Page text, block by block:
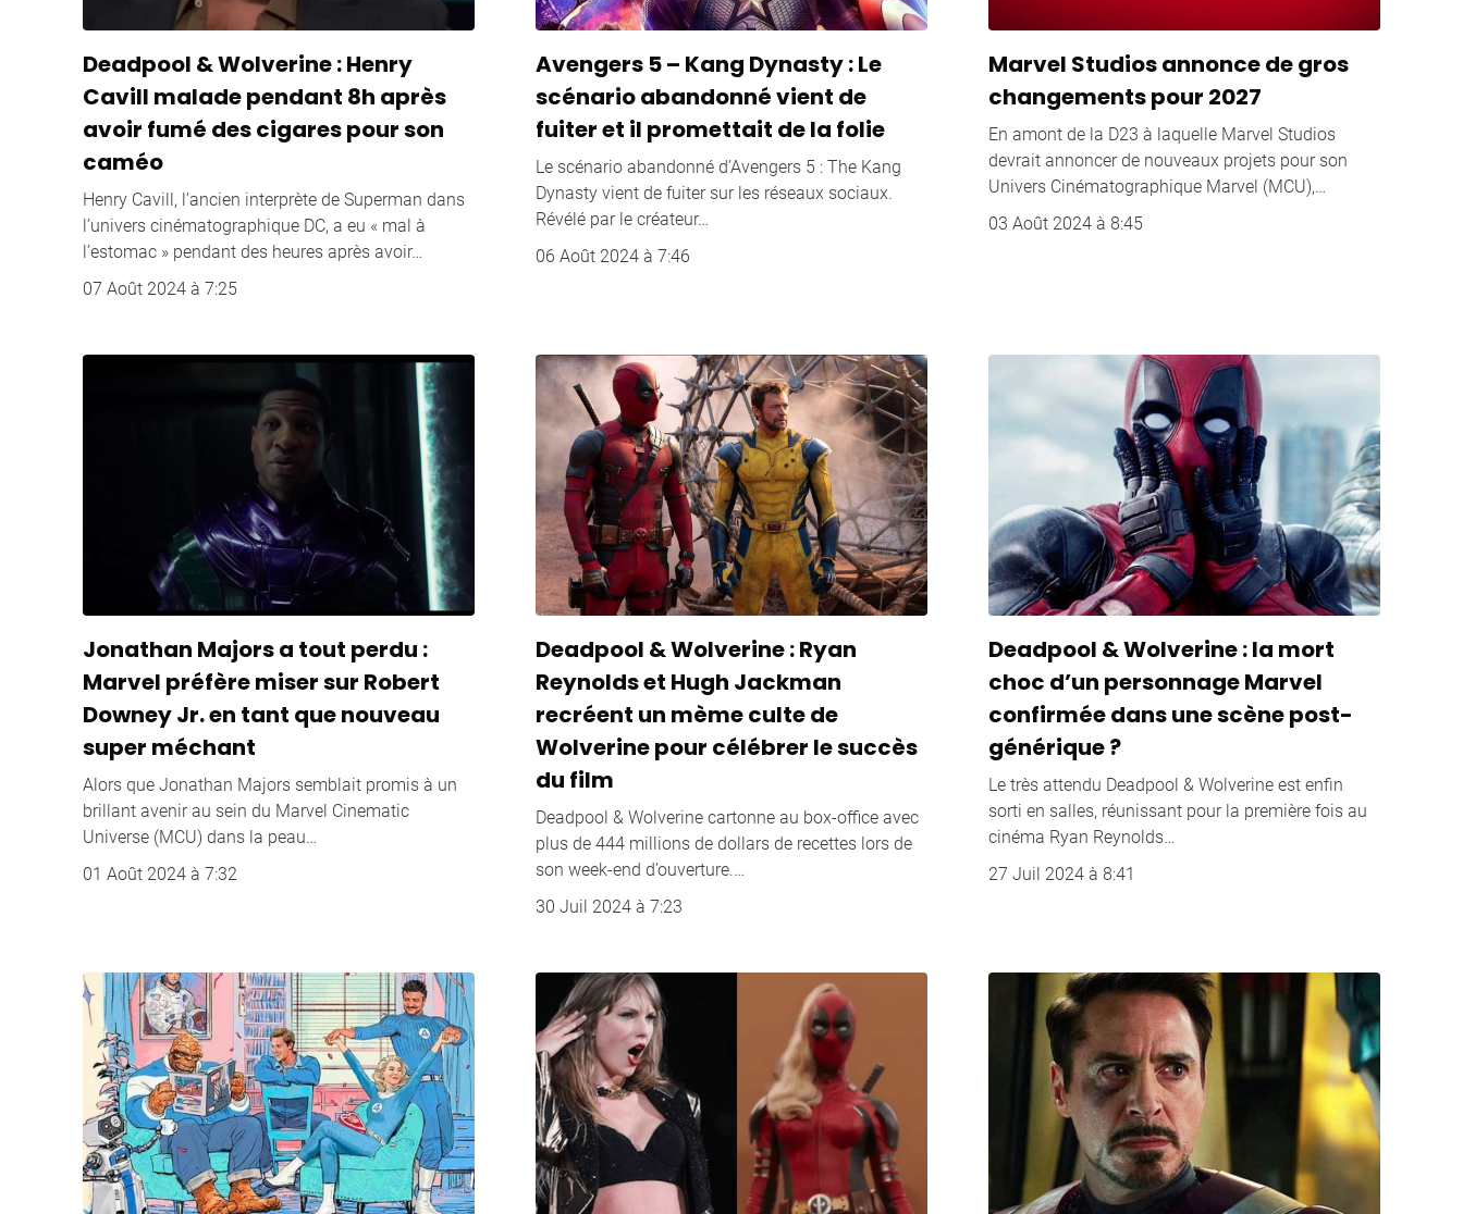
Deadpool & Wolverine : Henry
Cavill malade pendant 8h après
avoir fumé des cigares pour son
caméo
Henry Cavill, l’ancien interprète de Superman dans
l’univers cinématographique DC, a eu « mal à
l’estomac » pendant des heures après avoir…
07 Août 2024 à 7:25
Avengers 5 – Kang Dynasty : Le
scénario abandonné vient de
fuiter et il promettait de la folie
Le scénario abandonné d’Avengers 5 : The Kang
Dynasty vient de fuiter sur les réseaux sociaux.
Révélé par le créateur…
06 Août 2024 à 7:46
Marvel Studios annonce de gros
changements pour 2027
En amont de la D23 à laquelle Marvel Studios
devrait annoncer de nouveaux projets pour son
Univers Cinématographique Marvel (MCU),…
03 Août 2024 à 8:45
Jonathan Majors a tout perdu :
Marvel préfère miser sur Robert
Downey Jr. en tant que nouveau
super méchant
Alors que Jonathan Majors semblait promis à un
brillant avenir au sein du Marvel Cinematic
Universe (MCU) dans la peau…
01 Août 2024 à 7:32
Deadpool & Wolverine : Ryan
Reynolds et Hugh Jackman
recréent un mème culte de
Wolverine pour célébrer le succès
du film
Deadpool & Wolverine cartonne au box-office avec
plus de 444 millions de dollars de recettes lors de
son week-end d’ouverture.…
30 Juil 2024 à 7:23
Deadpool & Wolverine : la mort
choc d’un personnage Marvel
confirmée dans une scène post-
générique ?
Le très attendu Deadpool & Wolverine est enfin
sorti en salles, réunissant pour la première fois au
cinéma Ryan Reynolds…
27 Juil 2024 à 8:41